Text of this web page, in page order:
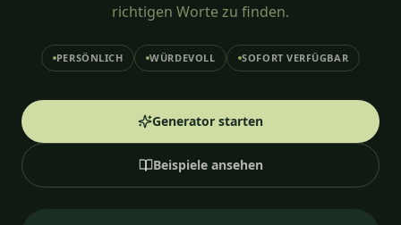
richtigen Worte zu finden.
PERSÖNLICH WÜRDEVOLL SOFORT VERFÜGBAR
Generator starten
Beispiele ansehen